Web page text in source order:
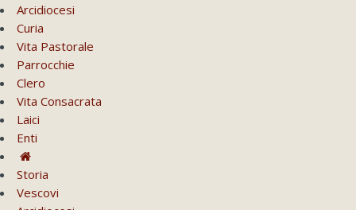
Arcidiocesi
Curia
Vita Pastorale
Parrocchie
Clero
Vita Consacrata
Laici
Enti
Storia
Vescovi